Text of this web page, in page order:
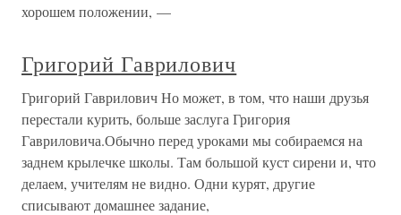
хорошем положении, —
Григорий Гаврилович
Григорий Гаврилович Но может, в том, что наши друзья
перестали курить, больше заслуга Григория
Гавриловича.Обычно перед уроками мы собираемся на
заднем крылечке школы. Там большой куст сирени и, что
делаем, учителям не видно. Одни курят, другие
списывают домашнее задание,